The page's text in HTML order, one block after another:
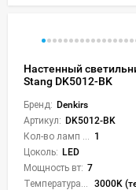
Настенный
Stang DK5012-BK
Бренд: Denkirs
Артикул: DK5012-BK
1
Цоколь: LED
Мощность вт: 7
3000K